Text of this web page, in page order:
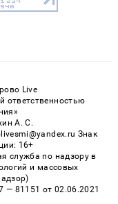
Live
ответственностью
А. С.
Знак
16+
служба по надзору в
и массовых
81151 от 02.06.2021